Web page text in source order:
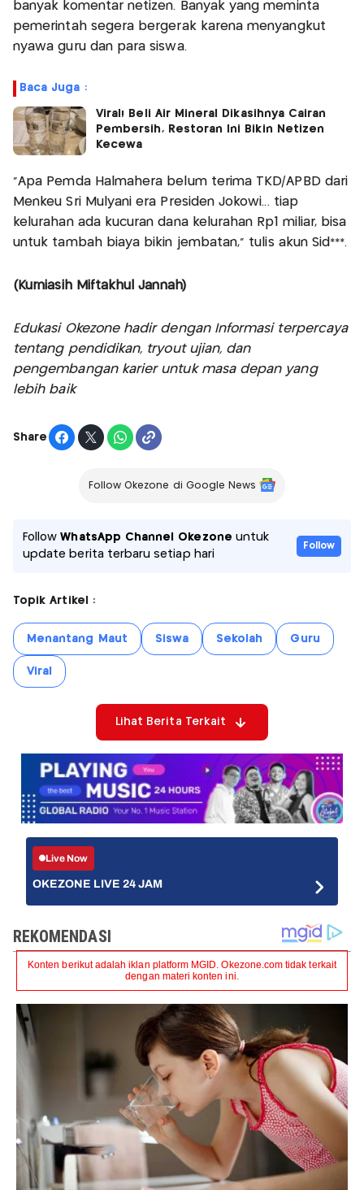
banyak komentar netizen. Banyak yang meminta
pemerintah segera bergerak karena menyangkut
nyawa guru dan para siswa.
Baca Juga :
Viral! Beli Air Mineral Dikasihnya Cairan
Pembersih, Restoran Ini Bikin Netizen
Kecewa
“Apa Pemda Halmahera belum terima TKD/APBD dari
Menkeu Sri Mulyani era Presiden Jokowi... tiap
kelurahan ada kucuran dana kelurahan Rp1 miliar, bisa
untuk tambah biaya bikin jembatan,” tulis akun Sid***.
(Kurniasih Miftakhul Jannah)
Edukasi Okezone hadir dengan Informasi terpercaya
tentang pendidikan, tryout ujian, dan
pengembangan karier untuk masa depan yang
lebih baik
Share
Follow Okezone di Google News
FollowWhatsApp Channel Okezone untuk
update berita terbaru setiap hari
Follow
Topik Artikel :
Menantang Maut Siswa Sekolah Guru
Viral
Lihat Berita Terkait
Live Now
OKEZONE LIVE 24 JAM